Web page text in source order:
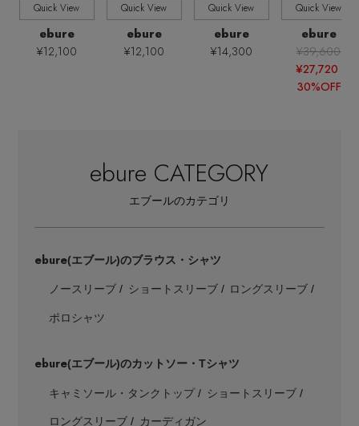
価格 全ての価格
Quick View
ebure
¥12,100
Quick View
ebure
¥12,100
Quick View
ebure
¥14,300
Quick View
ebure
¥39,600
¥27,720
30%OFF
ebure CATEGORY
エブールのカテゴリ
ebure(エブール)のブラウス・シャツ
ノースリーブ ショートスリーブ ロングスリーブ
ポロシャツ
ebure(エブール)のカットソー・Tシャツ
キャミソール・タンクトップ ショートスリーブ
ロングスリーブ カーディガン